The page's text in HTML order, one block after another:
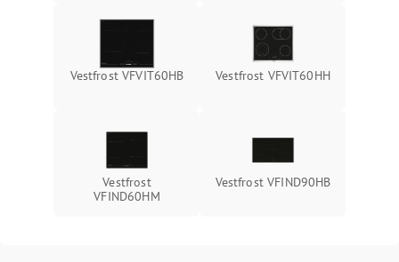
Vestfrost VFVIT60HB Vestfrost VFVIT60HH
Vestfrost
VFIND60HM
Vestfrost VFIND90HB